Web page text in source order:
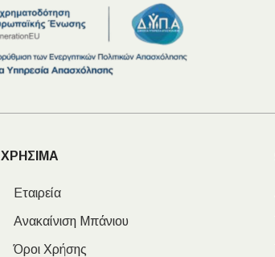
ΧΡΗΣΙΜΑ
Εταιρεία
Ανακαίνιση Μπάνιου
Όροι Χρήσης